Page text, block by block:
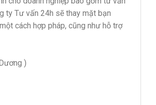
ty Tư vấn 24h sẽ thay mặt bạn
cách hợp pháp, cũng như hỗ trợ
)